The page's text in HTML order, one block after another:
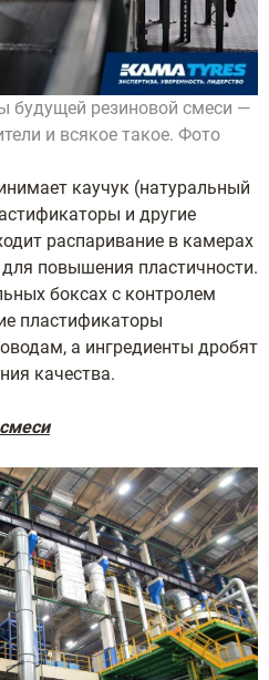
будущей резиновой смеси —
и всякое такое. Фото
каучук (натуральный
и другие
распаривание в камерах
повышения пластичности.
боксах с контролем
пластификаторы
а ингредиенты дробят
качества.